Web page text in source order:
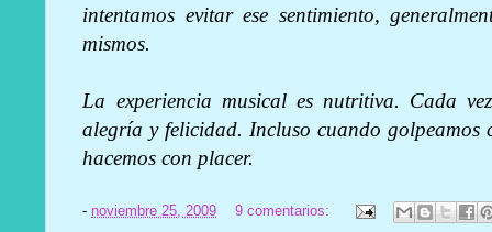
intentamos evitar ese sentimiento,
mismos.
La experiencia musical es nutritiva. Cada
alegría y felicidad. Incluso cuando golpeamos
hacemos con placer.
- noviembre 25, 2009 9 comentarios: